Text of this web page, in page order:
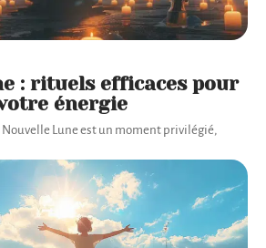
: rituels efficaces pour
énergie
Nouvelle Lune est un moment privilégié,